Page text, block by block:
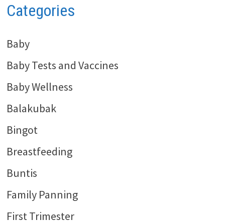
Categories
Baby
Baby Tests and Vaccines
Baby Wellness
Balakubak
Bingot
Breastfeeding
Buntis
Family Panning
First Trimester